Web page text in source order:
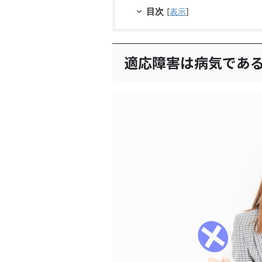
目次 [表示]
適応障害は病気であ